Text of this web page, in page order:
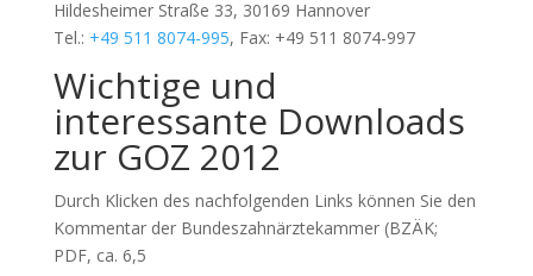
Hildesheimer Straße 33, 30169 Hannover
Tel.: +49 511 8074-995, Fax: +49 511 8074-997
Wichtige und
interessante Downloads
zur GOZ 2012
Durch Klicken des nachfolgenden Links können Sie den
Kommentar der Bundeszahnärztekammer (BZÄK;
PDF, ca. 6,5